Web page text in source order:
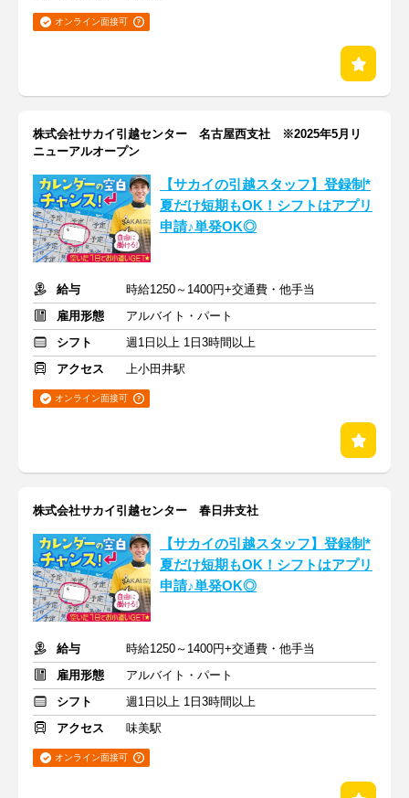
オンライン面接可
株式会社サカイ引越センター 名古屋西支社 ※2025年5月リ
ニューアルオープン
【サカイの引越スタッフ】登録制*
夏だけ短期もOK！シフトはアプリ
申請♪単発OK◎
給与
時給1250～1400円+交通費・他手当
雇用形態
アルバイト・パート
シフト
週1日以上 1日3時間以上
アクセス
上小田井駅
オンライン面接可
株式会社サカイ引越センター 春日井支社
【サカイの引越スタッフ】登録制*
夏だけ短期もOK！シフトはアプリ
申請♪単発OK◎
給与
時給1250～1400円+交通費・他手当
雇用形態
アルバイト・パート
シフト
週1日以上 1日3時間以上
アクセス
味美駅
オンライン面接可